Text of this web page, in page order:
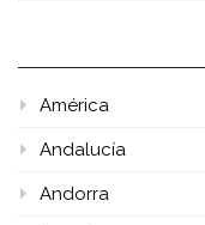
América
Andalucía
Andorra